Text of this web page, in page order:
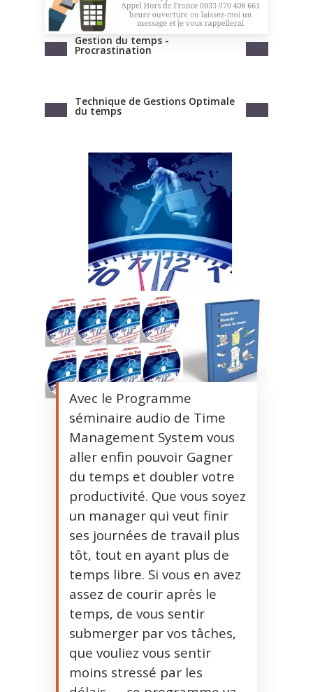
Gestion du temps -
Procrastination
Technique de Gestions Optimale
du temps
Avec le Programme
séminaire audio de Time
Management System vous
aller enfin pouvoir Gagner
du temps et doubler votre
productivité. Que vous soyez
un manager qui veut finir
ses journées de travail plus
tôt, tout en ayant plus de
temps libre. Si vous en avez
assez de courir après le
temps, de vous sentir
submerger par vos tâches,
que vouliez vous sentir
moins stressé par les